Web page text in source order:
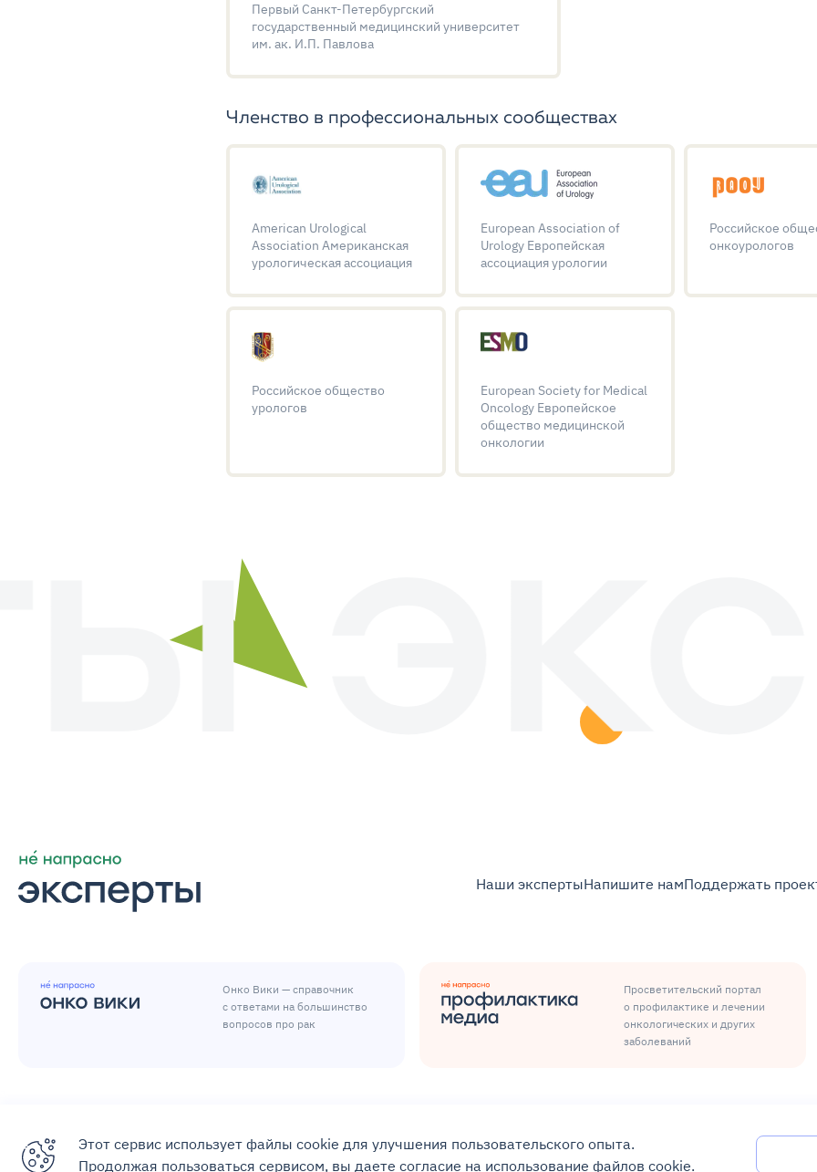
Первый Санкт-Петербургский
государственный медицинский университет
им. ак. И.П. Павлова
Членство в профессиональных сообществах
American Urological
Association Американская
урологическая ассоциация
European Association of
Urology Европейская
ассоциация урологии
Российское
онкоурологов
Российское общество
урологов
European Society for Medical
Oncology Европейское
общество медицинской
онкологии
Наши экспертыНапишите намПоддержать
Онко Вики — справочник
с ответами на большинство
вопросов про рак
Просветительский портал
о профилактике и лечении
онкологических и других
заболеваний
Пользовательское соглашение
Этот сервис использует файлы cookie для улучшения пользовательского опыта.
Продолжая пользоваться сервисом, вы даете согласие на использование файлов cookie.